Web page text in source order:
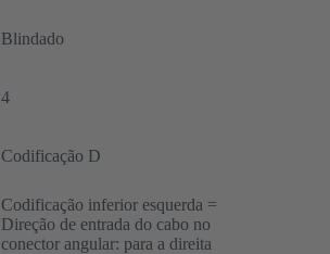
Blindado
4
Codificação D
Codificação inferior esquerda =
Direção de entrada do cabo no
conector angular: para a direita